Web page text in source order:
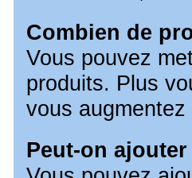
Combien de
Vous pouvez
produits. Plus
vous
Peut-on